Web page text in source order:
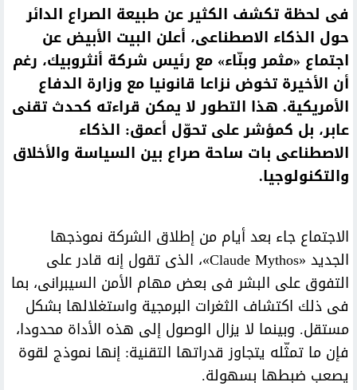
فى لحظة تكشف الكثير عن طبيعة الصراع الدائر
حول الذكاء الاصطناعى، أعلن البيت الأبيض عن
اجتماع «مثمر وبنّاء» مع رئيس شركة أنثروبيك، رغم
أن الأخيرة تخوض نزاعا قانونيا مع وزارة الدفاع
الأمريكية. هذا التطور لا يمكن قراءته كحدث تقنى
عابر، بل كمؤشر على تحوّل أعمق: الذكاء
الاصطناعى بات ساحة صراع بين السياسة والأخلاق
والتكنولوجيا.
الاجتماع جاء بعد أيام من إطلاق الشركة نموذجها
الجديد «Claude Mythos»، الذى تقول إنه قادر على
التفوق على البشر فى بعض مهام الأمن السيبرانى، بما
فى ذلك اكتشاف الثغرات البرمجية واستغلالها بشكل
مستقل. وبينما لا يزال الوصول إلى هذه الأداة محدودا،
فإن ما تمثّله يتجاوز قدراتها التقنية: إنها نموذج لقوة
يصعب ضبطها بسهولة.